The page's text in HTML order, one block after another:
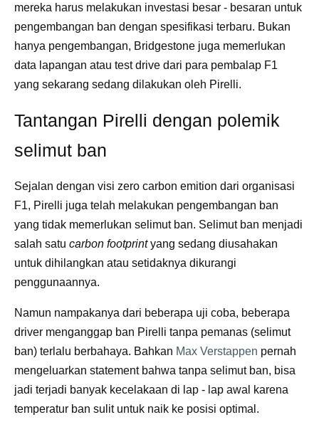
mereka harus melakukan investasi besar - besaran untuk
pengembangan ban dengan spesifikasi terbaru. Bukan
hanya pengembangan, Bridgestone juga memerlukan
data lapangan atau test drive dari para pembalap F1
yang sekarang sedang dilakukan oleh Pirelli.
Tantangan Pirelli dengan polemik
selimut ban
Sejalan dengan visi zero carbon emition dari organisasi
F1, Pirelli juga telah melakukan pengembangan ban
yang tidak memerlukan selimut ban. Selimut ban menjadi
salah satu carbon footprintyang sedang diusahakan
untuk dihilangkan atau setidaknya dikurangi
penggunaannya.
Namun nampakanya dari beberapa uji coba, beberapa
driver menganggap ban Pirelli tanpa pemanas (selimut
ban) terlalu berbahaya. Bahkan Max Verstappen pernah
mengeluarkan statement bahwa tanpa selimut ban, bisa
jadi terjadi banyak kecelakaan di lap - lap awal karena
temperatur ban sulit untuk naik ke posisi optimal.